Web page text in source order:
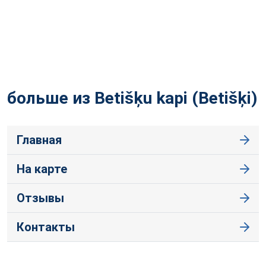
больше из Betišķu kapi (Betišķi)
Главная
На карте
Отзывы
Контакты